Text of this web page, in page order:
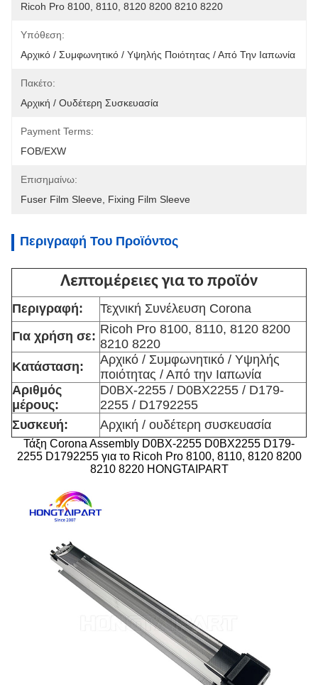
Ricoh Pro 8100, 8110, 8120 8200 8210 8220
Υπόθεση:
Αρχικό / Συμφωνητικό / Υψηλής Ποιότητας / Από Την Ιαπωνία
Πακέτο:
Αρχική / Ουδέτερη Συσκευασία
Payment Terms:
FOB/EXW
Επισημαίνω:
Fuser Film Sleeve Fixing Film Sleeve
Περιγραφή Του Προϊόντος
Λεπτομέρειες για το προϊόν
Περιγραφή:
Τεχνική Συνέλευση Corona
Για χρήση σε: Ricoh Pro 8100, 8110, 8120 8200
8210 8220
Κατάσταση:
Αρχικό / Συμφωνητικό / Υψηλής
ποιότητας / Από την Ιαπωνία
Αριθμός
μέρους:
D0BX-2255 / D0BX2255 / D179-
2255 / D1792255
Συσκευή:
Αρχική / ουδέτερη συσκευασία
Τάξη Corona Assembly D0BX-2255 D0BX2255 D179-
2255 D1792255 για το Ricoh Pro 8100, 8110, 8120 8200
8210 8220 HONGTAIPART